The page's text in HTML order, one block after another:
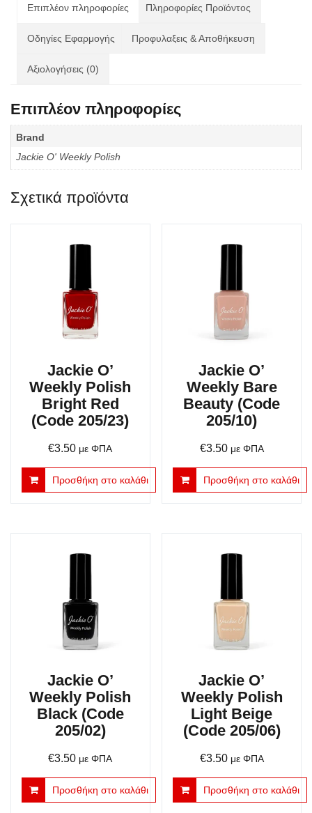
Επιπλέον πληροφορίες Πληροφορίες Προϊόντος
Οδηγίες Εφαρμογής Προφυλαξεις & Αποθήκευση
Αξιολογήσεις (0)
Επιπλέον πληροφορίες
Brand
Jackie O' Weekly Polish
Σχετικά προϊόντα
Jackie O’
Weekly Polish
Bright Red
(Code 205/23)
€3.50 με ΦΠΑ
Προσθήκη στο καλάθι
Jackie O’
Weekly Bare
Beauty (Code
205/10)
€3.50 με ΦΠΑ
Προσθήκη στο καλάθι
Jackie O’
Weekly Polish
Black (Code
205/02)
€3.50 με ΦΠΑ
Προσθήκη στο καλάθι
Jackie O’
Weekly Polish
Light Beige
(Code 205/06)
€3.50 με ΦΠΑ
Προσθήκη στο καλάθι